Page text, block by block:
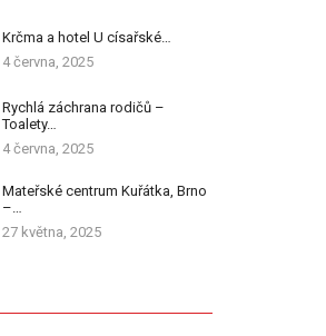
Krčma a hotel U císařské…
4 června, 2025
Rychlá záchrana rodičů –
Toalety…
4 června, 2025
Mateřské centrum Kuřátka, Brno
–…
27 května, 2025